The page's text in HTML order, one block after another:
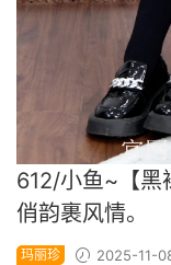
612/小鱼~【黑
俏韵裹风情。
玛丽珍 2025-11-